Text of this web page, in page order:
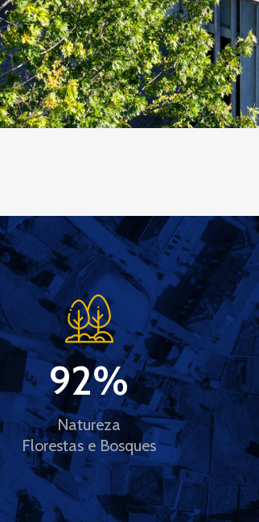
Natureza
Florestas e Bosques
92%